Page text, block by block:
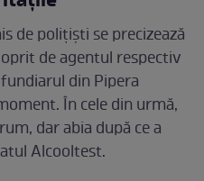
de polițiști se precizează
de agentul respectiv
din Pipera
În cele din urmă,
dar abia după ce a
Alcooltest.